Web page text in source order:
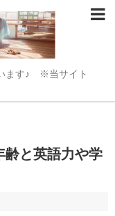
ます♪ ※当サイト
齢と英語力や学